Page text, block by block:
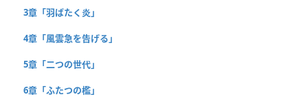
3章「羽ばたく炎」
4章「風雲急を告げる」
5章「二つの世代」
6章「ふたつの檻」